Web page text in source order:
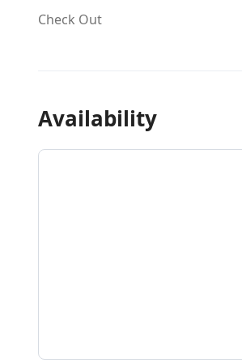
Check Out
Availability